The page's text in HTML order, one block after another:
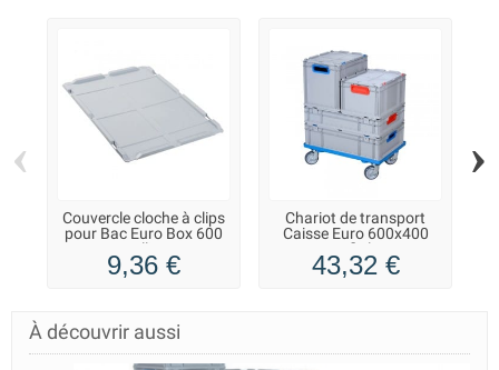
Couvercle cloche à clips
pour Bac Euro Box 600
Allit
9,36 €
Chariot de transport
Caisse Euro 600x400
ProfiPlus
43,32 €
‹ ›
À découvrir aussi